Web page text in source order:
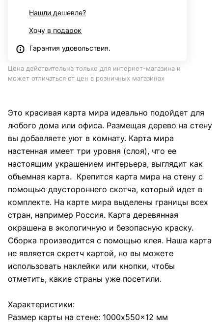
Нашли дешевле?
Хочу в подарок
Гарантия удовольствия.
Цена действительна только для интернет-магазина и
может отличаться от цен в розничных магазинах
Это красивая карта мира идеально подойдет для
любого дома или офиса. Размещая дерево на стену
вы добавляете уют в комнату. Карта мира
настенная имеет три уровня (слоя), что ее
настоящим украшением интерьера, выглядит как
объемная карта. Крепится карта мира на стену с
помощью двустороннего скотча, который идет в
комплекте. На карте мира выделены границы всех
стран, например Россия. Карта деревянная
окрашена в экологичную и безопасную краску.
Сборка производится с помощью клея. Наша карта
не является скретч картой, но вы можете
использовать наклейки или кнопки, чтобы
отметить, какие страны уже посетили.
Характеристики:
Размер карты на стене: 1000x550x12 мм